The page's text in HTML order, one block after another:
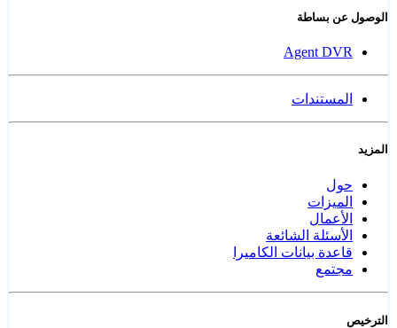
الوصول عن بساطة
Agent DVR
المستندات
المزيد
حول
الميزات
الأعمال
الأسئلة الشائعة
قاعدة بيانات الكاميرا
مجتمع
الترخيص